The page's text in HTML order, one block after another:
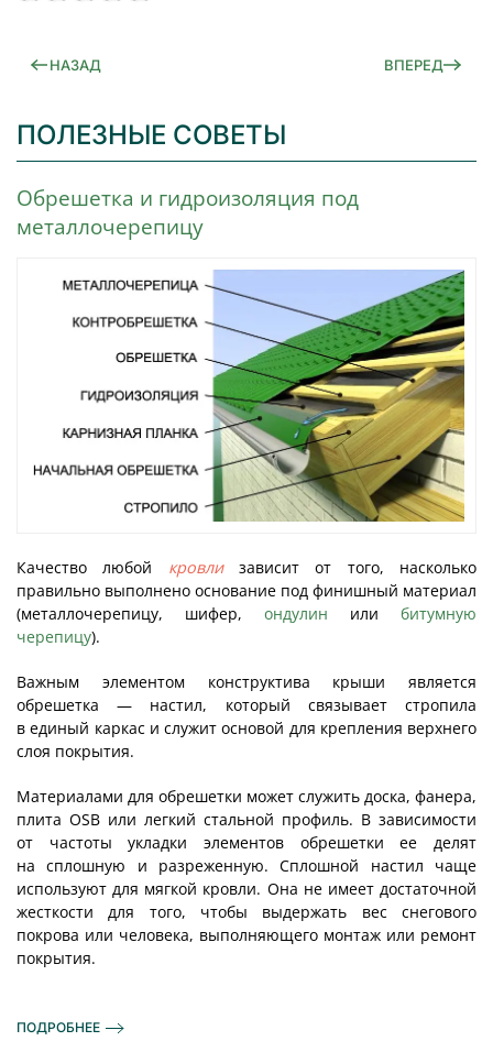
НАЗАД ВПЕРЕД
ПОЛЕЗНЫЕ СОВЕТЫ
Обрешетка и гидроизоляция под
металлочерепицу
Качество любой кровлизависит от того, насколько
правильно выполнено основание под финишный материал
(металлочерепицу, шифер, ондулин или битумную
черепицу).
Важным элементом конструктива крыши является
обрешетка — настил, который связывает стропила
в единый каркас и служит основой для крепления верхнего
слоя покрытия.
Материалами для обрешетки может служить доска, фанера,
плита OSB или легкий стальной профиль. В зависимости
от частоты укладки элементов обрешетки ее делят
на сплошную и разреженную. Сплошной настил чаще
используют для мягкой кровли. Она не имеет достаточной
жесткости для того, чтобы выдержать вес снегового
покрова или человека, выполняющего монтаж или ремонт
покрытия.
ПОДРОБНЕЕ